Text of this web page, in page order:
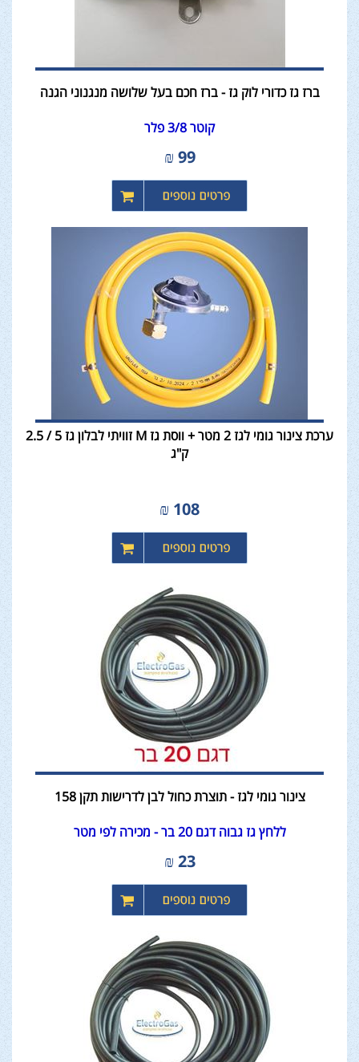
ברז גז כדורי לוק גז - ברז חכם בעל שלושה מנגנוני הגנה
קוטר 3/8 פלר
99
₪
ערכת צינור גומי לגז 2 מטר + ווסת גז M זוויתי לבלון גז 5 / 2.5
ק"ג
108
₪
צינור גומי לגז - תוצרת כחול לבן לדרישות תקן 158
ללחץ גז גבוה דגם 20 בר - מכירה לפי מטר
23
₪